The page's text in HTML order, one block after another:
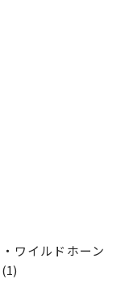
ワイルドホーン
(1)